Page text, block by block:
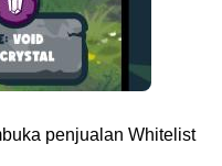
penjualan Whitelist